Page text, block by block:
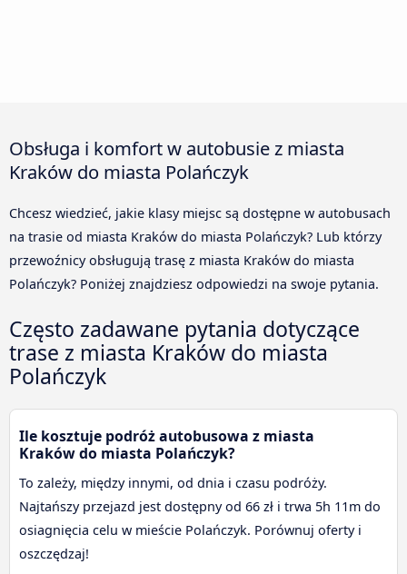
Obsługa i komfort w autobusie z miasta
Kraków do miasta Polańczyk
Chcesz wiedzieć, jakie klasy miejsc są dostępne w autobusach
na trasie od miasta Kraków do miasta Polańczyk? Lub którzy
przewoźnicy obsługują trasę z miasta Kraków do miasta
Polańczyk? Poniżej znajdziesz odpowiedzi na swoje pytania.
Często zadawane pytania dotyczące
trase z miasta Kraków do miasta
Polańczyk
Ile kosztuje podróż autobusowa z miasta
Kraków do miasta Polańczyk?
To zależy, między innymi, od dnia i czasu podróży.
Najtańszy przejazd jest dostępny od 66 zł i trwa 5h 11m do
osiagnięcia celu w mieście Polańczyk. Porównuj oferty i
oszczędzaj!